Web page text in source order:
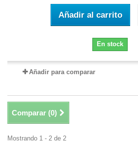
Añadir al carrito
En stock
Añadir para comparar
Comparar (0)
Mostrando 1 - 2 de 2